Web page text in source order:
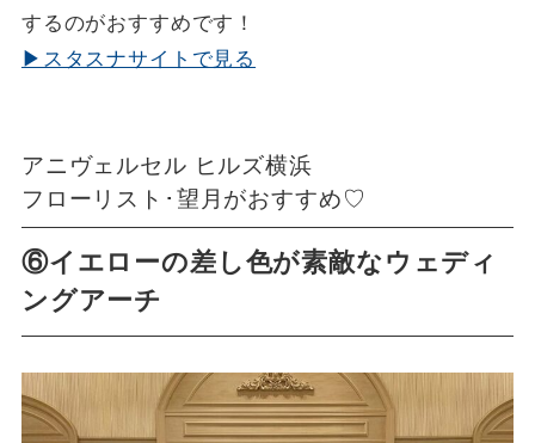
するのがおすすめです！
▶スタスナサイトで見る
アニヴェルセル ヒルズ横浜
フローリスト･望月がおすすめ♡
⑥イエローの差し色が素敵なウェディ
ングアーチ